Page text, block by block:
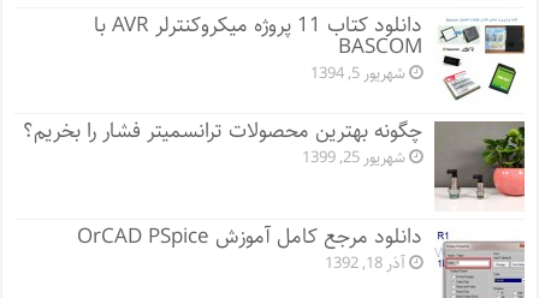
دانلود کتاب 11 پروژه میکروکنترلر AVR با
BASCOM
شهریور 5, 1394
چگونه بهترین محصولات ترانسمیتر فشار را بخریم؟
شهریور 25, 1399
دانلود مرجع کامل آموزش OrCAD PSpice
آذر 18, 1392